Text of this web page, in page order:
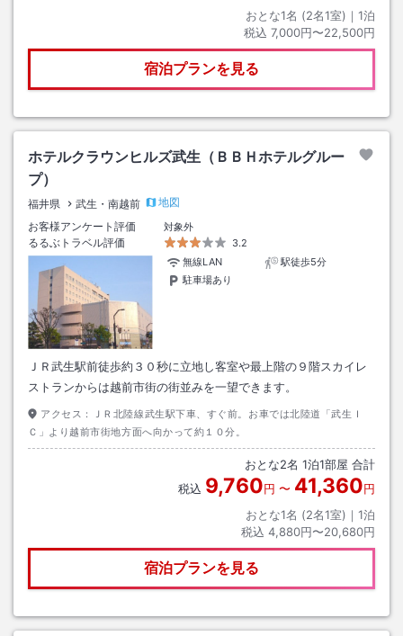
おとな1名 (2名1室)｜ 1泊
税込 7,000円〜22,500円
宿泊プランを見る
ホテルクラウンヒルズ武生（ＢＢＨホテルグルー
プ）
福井県 武生・南越前
地図
お客様アンケート評価
対象外
るるぶトラベル評価
3.2
無線LAN
駅徒歩5分
駐車場あり
ＪＲ武生駅前徒歩約３０秒に立地し客室や最上階の９階スカイレ
ストランからは越前市街の街並みを一望できます。
アクセス：
ＪＲ北陸線武生駅下車、すぐ前。お車では北陸道「武生Ｉ
Ｃ」より越前市街地方面へ向かって約１０分。
おとな2名 1泊1部屋 合計
税込 9,760円 〜 41,360円
おとな1名 (2名1室)｜ 1泊
税込 4,880円〜20,680円
宿泊プランを見る